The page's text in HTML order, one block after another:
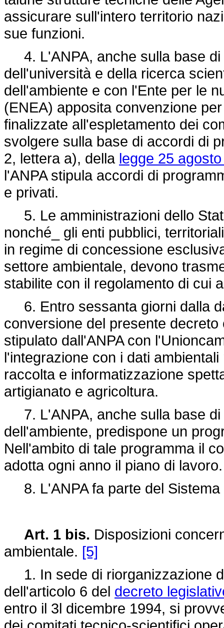
assicurare sull'intero territorio
sue funzioni.
4. L'ANPA, anche sulla base di
dell'università e della ricerca
dell'ambiente e con l'Ente per le
(ENEA) apposita convenzione
finalizzate all'espletamento dei
svolgere sulla base di accordi di
2, lettera a), della legge 25
l'ANPA stipula accordi di
e privati.
5. Le amministrazioni dello
nonché_ gli enti pubblici,
in regime di concessione
settore ambientale, devono
stabilite con il regolamento di cui
6. Entro sessanta giorni dalla
conversione del presente
stipulato dall'ANPA con
l'integrazione con i dati
raccolta e informatizzazione
artigianato e agricoltura.
7. L'ANPA, anche sulla base di
dell'ambiente, predispone un
Nell'ambito di tale programma il
adotta ogni anno il piano di lavoro.
8. L'ANPA fa parte del Sistema
Art. 1 bis. Disposizioni
ambientale. [5]
1. In sede di riorganizzazione
dell'articolo 6 del decreto
entro il 3l dicembre 1994, si